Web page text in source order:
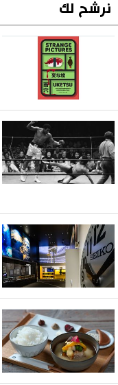
نرشح لك